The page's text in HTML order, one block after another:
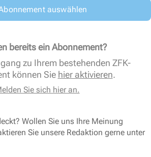
auswählen
bereits ein Abonnement?
zu Ihrem bestehenden ZFK-
können Sie hier aktivieren.
Sie sich hier an.
Wollen Sie uns Ihre Meinung
Sie unsere Redaktion gerne unter